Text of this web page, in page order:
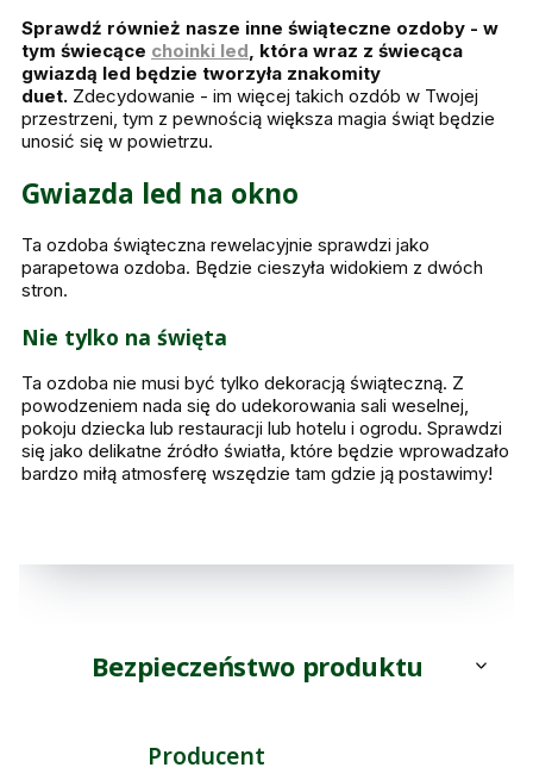
Sprawdź również nasze inne świąteczne ozdoby - w
tym świecące choinki led, która wraz z świecąca
gwiazdą led będzie tworzyła znakomity
duet. Zdecydowanie - im więcej takich ozdób w Twojej
przestrzeni, tym z pewnością większa magia świąt będzie
unosić się w powietrzu.
Gwiazda led na okno
Ta ozdoba świąteczna rewelacyjnie sprawdzi jako
parapetowa ozdoba. Będzie cieszyła widokiem z dwóch
stron.
Nie tylko na święta
Ta ozdoba nie musi być tylko dekoracją świąteczną. Z
powodzeniem nada się do udekorowania sali weselnej,
pokoju dziecka lub restauracji lub hotelu i ogrodu. Sprawdzi
się jako delikatne źródło światła, które będzie wprowadzało
bardzo miłą atmosferę wszędzie tam gdzie ją postawimy!
Bezpieczeństwo produktu
Producent